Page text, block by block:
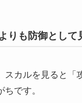
りも防御として
スカルを見ると「
です。